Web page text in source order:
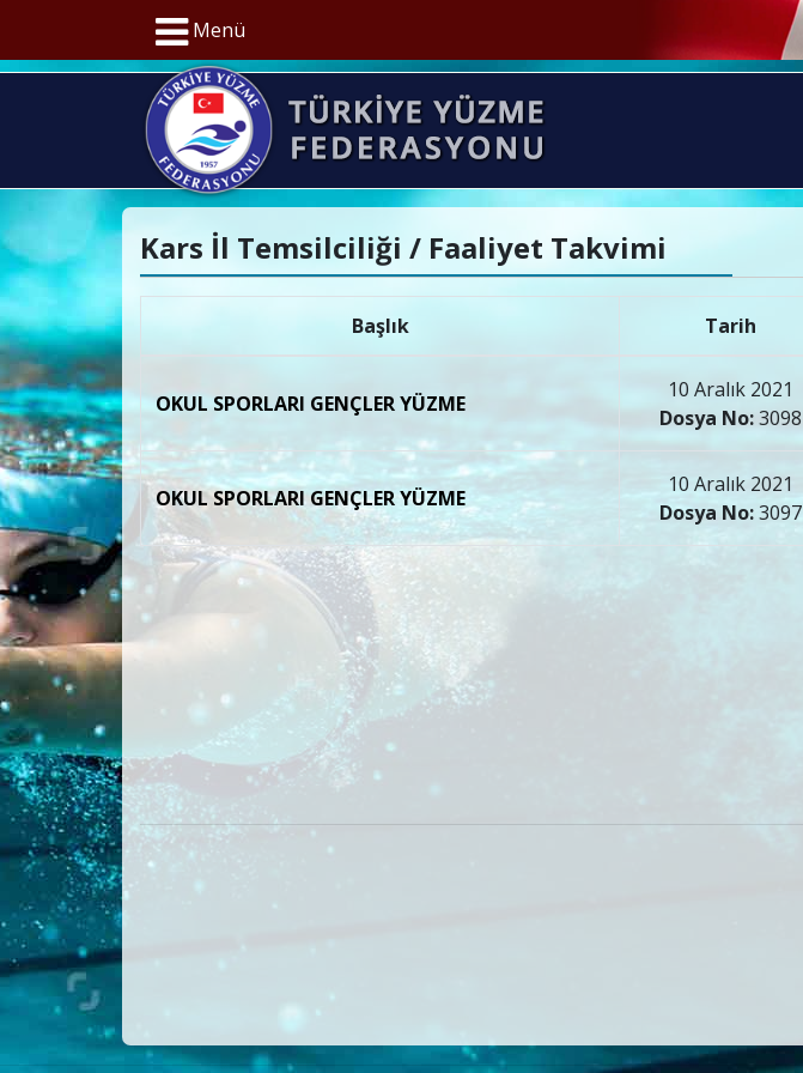
Menü
Kars İl Temsilciliği / Faaliyet Takvimi
Başlık Tarih
OKUL SPORLARI GENÇLER YÜZME
10 Aralık 2021
Dosya No:3098
OKUL SPORLARI GENÇLER YÜZME
10 Aralık 2021
Dosya No:3097